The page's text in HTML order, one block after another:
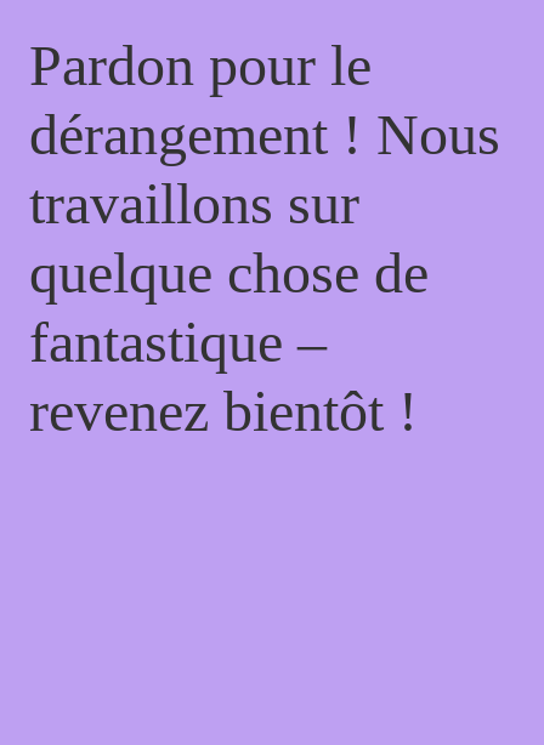
Pardon pour le
dérangement ! Nous
travaillons sur
quelque chose de
fantastique –
revenez bientôt !